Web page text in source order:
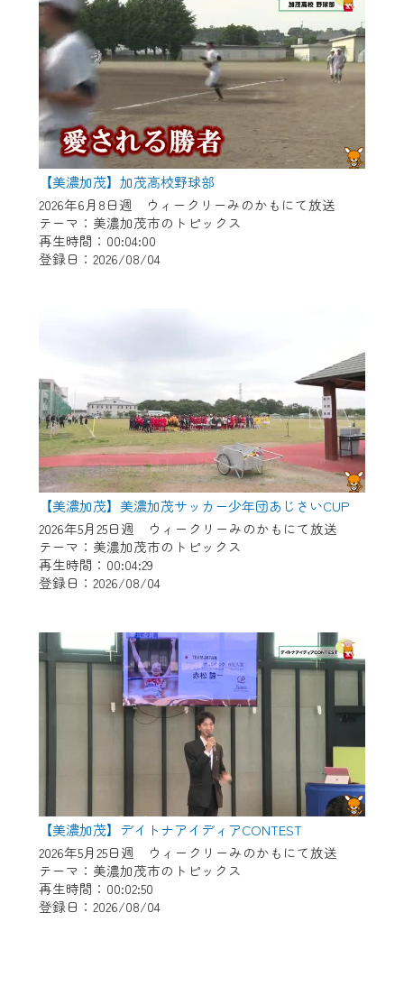
【美濃加茂】加茂高校野球部
2026年6月8日週 ウィークリーみのかもにて放送
テーマ：美濃加茂市のトピックス
再生時間：00:04:00
登録日：2026/08/04
【美濃加茂】美濃加茂サッカー少年団あじさいCUP
2026年5月25日週 ウィークリーみのかもにて放送
テーマ：美濃加茂市のトピックス
再生時間：00:04:29
登録日：2026/08/04
【美濃加茂】デイトナアイディアCONTEST
2026年5月25日週 ウィークリーみのかもにて放送
テーマ：美濃加茂市のトピックス
再生時間：00:02:50
登録日：2026/08/04